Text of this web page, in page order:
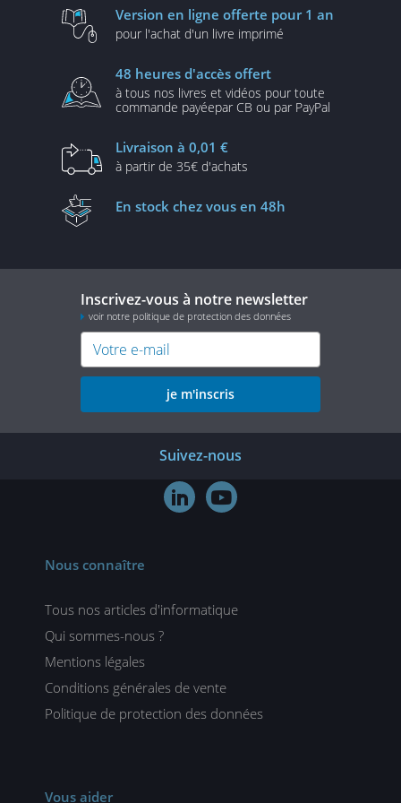
Version en ligne offerte pour 1 an
pour l'achat d'un livre imprimé
48 heures d'accès offert
à tous nos livres et vidéos pour toute
commande payéepar CB ou par PayPal
Livraison à 0,01 €
à partir de 35€ d'achats
En stock chez vous en 48h
Inscrivez-vous à notre newsletter
voir notre politique de protection des données
je m'inscris
Suivez-nous
 
Nous connaître
Tous nos articles d'informatique
Qui sommes-nous ?
Mentions légales
Conditions générales de vente
Politique de protection des données
Vous aider